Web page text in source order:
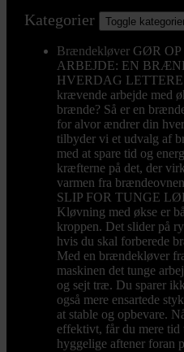
Kategorier Toggle
Brændekløver GØR
ARBEJDE: EN
HVERDAG LETTERE
krævende arbejde med
brænde? Så er en
for alvor ændrer din
tilbyder vi et udvalg af
med at spare tid og
kræfterne på det, der
varmen fra
SLIP FOR TUNGE
Kløvning med økse er
kroppen. Det slider på
hvis du skal forberede
Med en brændekløver
maskinen det tunge
og sejt træ. Du sparer
også mere ensartede
at stable og opbevare.
effektivt, får du mere tid
hyggelige aftener foran